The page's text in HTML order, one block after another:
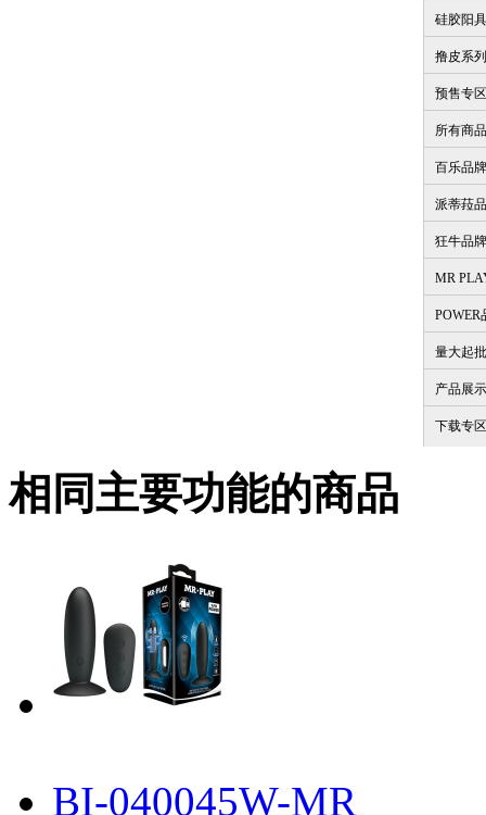
硅胶阳具
撸皮系列
预售专区
所有商品
百乐品牌
派蒂菈
狂牛品牌
MR
POWER
量大起批
产品展
下载专区
相同主要功能的商品
BI-040045W-MR